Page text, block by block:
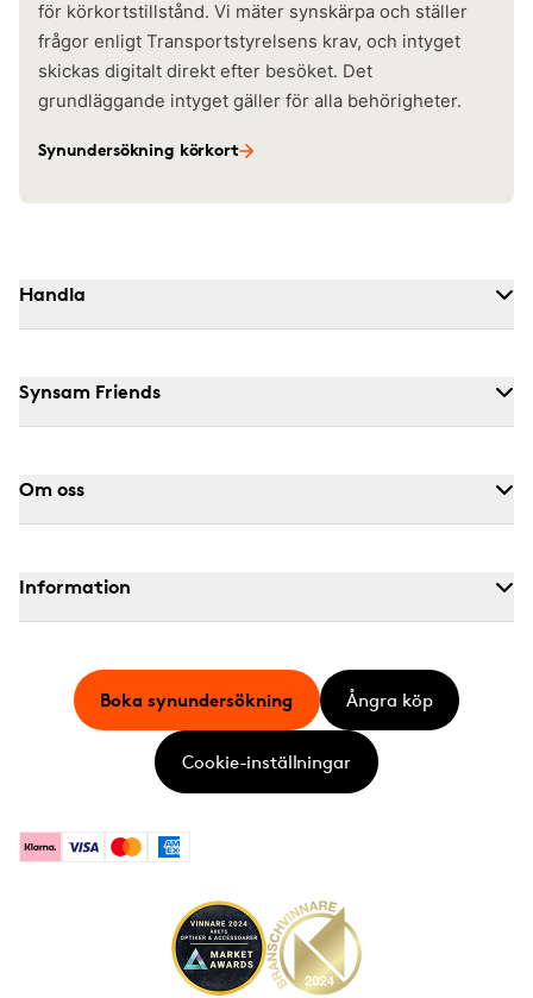
för körkortstillstånd. Vi mäter synskärpa och ställer
frågor enligt Transportstyrelsens krav, och intyget
skickas digitalt direkt efter besöket. Det
grundläggande intyget gäller för alla behörigheter.
Synundersökning körkort
Handla
Synsam Friends
Om oss
Information
KlarnaVisa MastercardAmerican Express
Boka synundersökning Ångra köp
Cookie-inställningar